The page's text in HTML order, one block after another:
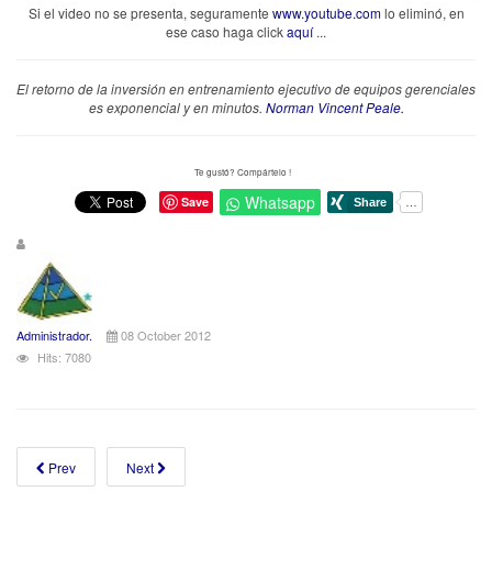
Si el video no se presenta, seguramente www.youtube.comlo eliminó, en
ese caso haga clickaquí...
El retorno de la inversión en entrenamiento ejecutivo de equipos gerenciales
es exponencial y en minutos. Norman Vincent Peale.
Te gustó? Compártelo !
Save Whatsapp
Administrador.
08 October 2012
Hits: 7080
Prev Next